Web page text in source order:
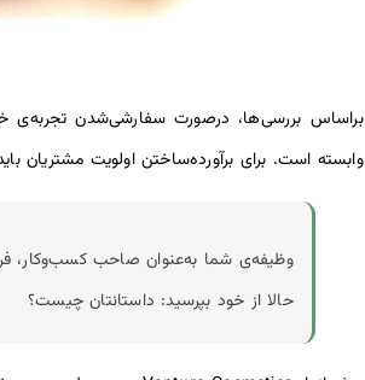
وابسته است. برای برآورده‌ساختن اولویت مشتریان
وظیفه‌ی شما به‌عنوان صاحب کسب‌وکار،
حالا از خود بپرسید: داستانتان چیست؟